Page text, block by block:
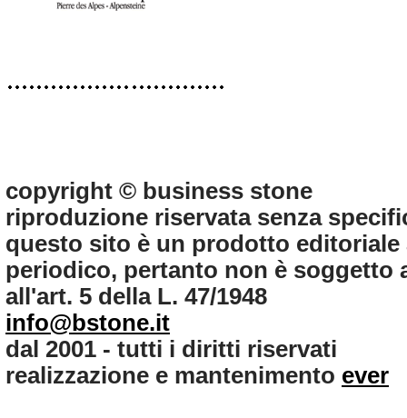
copyright © business stone
riproduzione riservata senza
questo sito è un prodotto
periodico, pertanto non è
all'art. 5 della L. 47/1948
info@bstone.it
dal 2001 - tutti i diritti riservati
realizzazione e mantenimento ever